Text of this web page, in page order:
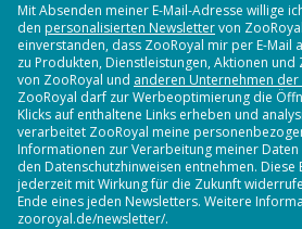
Mit Absenden meiner E-Mail-Adresse willige
den personalisierten Newslettervon
einverstanden, dass ZooRoyal mir per E-Mail
zu Produkten, Dienstleistungen, Aktionen
von ZooRoyal und anderen Unternehmen der
ZooRoyal darf zur Werbeoptimierung die
Klicks auf enthaltene Links erheben und
verarbeitet ZooRoyal meine
Informationen zur Verarbeitung meiner Daten
den Datenschutzhinweisen entnehmen. Diese
jederzeit mit Wirkung für die Zukunft
Ende eines jeden Newsletters. Weitere
zooroyal.de/newsletter/.